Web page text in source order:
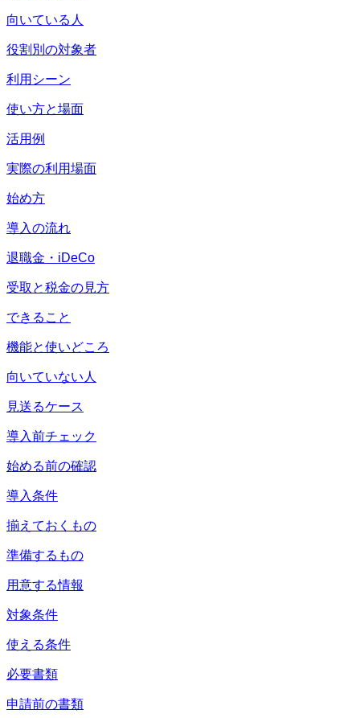
向いている人
役割別の対象者
利用シーン
使い方と場面
活用例
実際の利用場面
始め方
導入の流れ
退職金・iDeCo
受取と税金の見方
できること
機能と使いどころ
向いていない人
見送るケース
導入前チェック
始める前の確認
導入条件
揃えておくもの
準備するもの
用意する情報
対象条件
使える条件
必要書類
申請前の書類